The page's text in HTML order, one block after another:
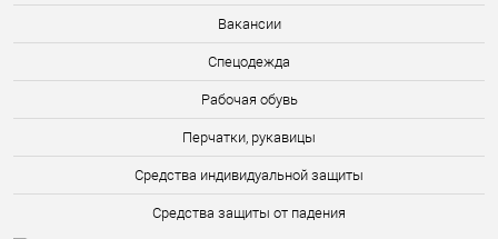
Вакансии
Спецодежда
Рабочая обувь
Перчатки, рукавицы
Средства индивидуальной защиты
Средства защиты от падения